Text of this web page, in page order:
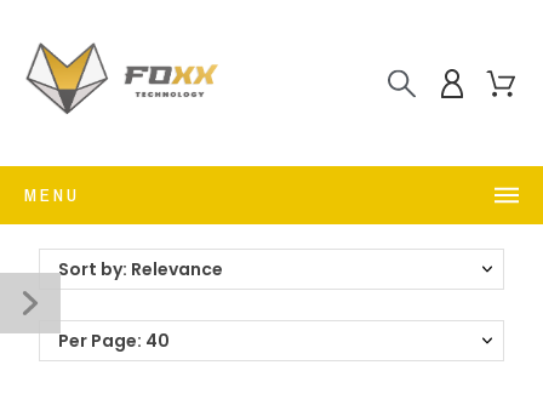
MENU
Sort by: Relevance
Per Page: 40